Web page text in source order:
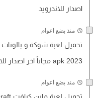
اصدار للاندرويد
منذ بضع اعوام
apk 2023 مجاناً اخر اصدار للاندرويد
منذ بضع اعوام